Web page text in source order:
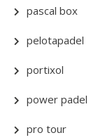
pascal box
pelotapadel
portixol
power padel
pro tour